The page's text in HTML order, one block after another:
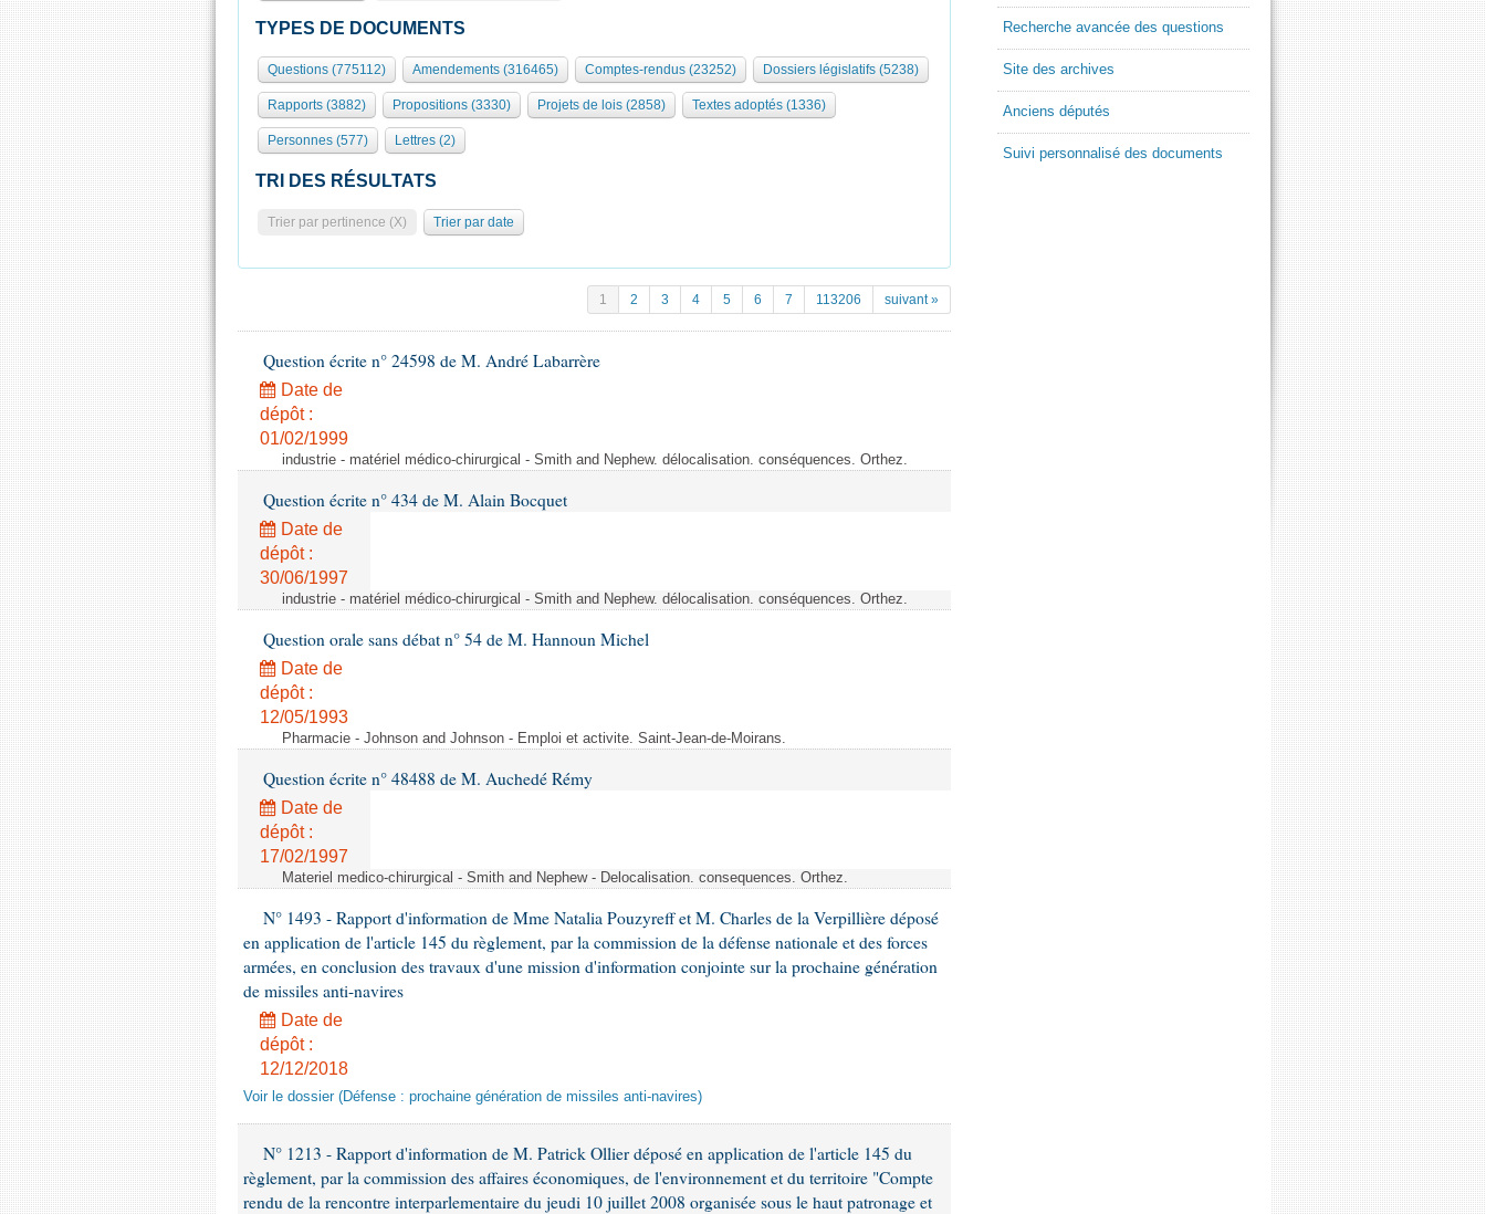
TYPES DE DOCUMENTS
Questions (775112) Amendements (316465) Comptes-rendus (23252) Dossiers législatifs (5238)
Rapports (3882) Propositions (3330) Projets de lois (2858) Textes adoptés (1336)
Personnes (577) Lettres (2)
TRI DES RÉSULTATS
Trier par pertinence (X) Trier par date
1 2 3 4 5 6 7 113206 suivant »
Question écrite n° 24598 de M. André Labarrère
Date de
dépôt :
01/02/1999
industrie - matériel médico-chirurgical - Smith and Nephew. délocalisation. conséquences. Orthez.
Question écrite n° 434 de M. Alain Bocquet
Date de
dépôt :
30/06/1997
industrie - matériel médico-chirurgical - Smith and Nephew. délocalisation. conséquences. Orthez.
Question orale sans débat n° 54 de M. Hannoun Michel
Date de
dépôt :
12/05/1993
Pharmacie - Johnson and Johnson - Emploi et activite. Saint-Jean-de-Moirans.
Question écrite n° 48488 de M. Auchedé Rémy
Date de
dépôt :
17/02/1997
Materiel medico-chirurgical - Smith and Nephew - Delocalisation. consequences. Orthez.
N° 1493 - Rapport d'information de Mme Natalia Pouzyreff et M. Charles de la Verpillière déposé
en application de l'article 145 du règlement, par la commission de la défense nationale et des forces
armées, en conclusion des travaux d'une mission d'information conjointe sur la prochaine génération
de missiles anti-navires
Date de
dépôt :
12/12/2018
Voir le dossier (Défense : prochaine génération de missiles anti-navires)
N° 1213 - Rapport d'information de M. Patrick Ollier déposé en application de l'article 145 du
règlement, par la commission des affaires économiques, de l'environnement et du territoire "Compte
rendu de la rencontre interparlementaire du jeudi 10 juillet 2008 organisée sous le haut patronage et
Recherche avancée des questions
Site des archives
Anciens députés
Suivi personnalisé des documents